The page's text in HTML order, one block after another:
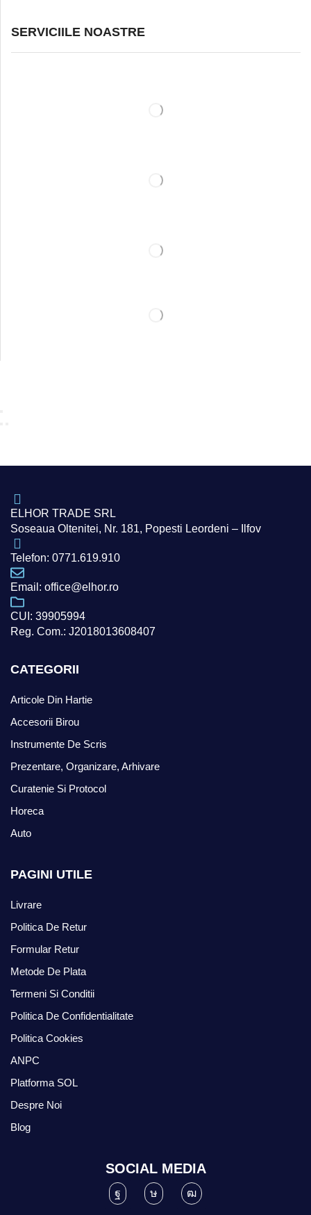
SERVICIILE NOASTRE
ELHOR TRADE SRL
Soseaua Oltenitei, Nr. 181, Popesti Leordeni – Ilfov
Telefon: 0771.619.910
Email: office@elhor.ro
CUI: 39905994
Reg. Com.: J2018013608407
CATEGORII
Articole Din Hartie
Accesorii Birou
Instrumente De Scris
Prezentare, Organizare, Arhivare
Curatenie Si Protocol
Horeca
Auto
PAGINI UTILE
Livrare
Politica De Retur
Formular Retur
Metode De Plata
Termeni Si Conditii
Politica De Confidentialitate
Politica Cookies
ANPC
Platforma SOL
Despre Noi
Blog
SOCIAL MEDIA